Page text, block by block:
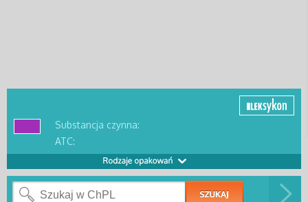
Substancja czynna:
ATC: